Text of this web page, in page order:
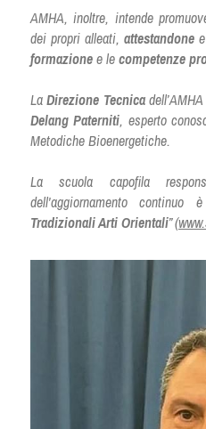
AMHA, inoltre, intende
dei propri alleati, attestandone e
formazione e le competenze
La Direzione Tecnica
Delang Paterniti, esperto
Metodiche Bioenergetiche.
La scuola capofila
dell'aggiornamento continuo
Tradizionali Arti Orientali” (